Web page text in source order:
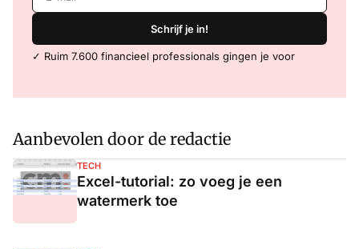
Schrijf je in!
✓ Ruim 7.600 financieel professionals gingen je voor
Aanbevolen door de redactie
TECH
Excel-tutorial: zo voeg je een
watermerk toe